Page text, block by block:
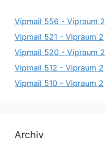
Vipmail 556 - Vipraum 2
Vipmail 521 - Vipraum 2
Vipmail 520 - Vipraum 2
Vipmail 512 - Vipraum 2
Vipmail 510 - Vipraum 2
Archiv